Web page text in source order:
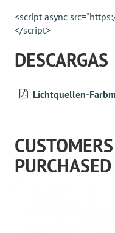
<script async
</script>
DESCARGAS
Lichtquellen-
PURCHASED